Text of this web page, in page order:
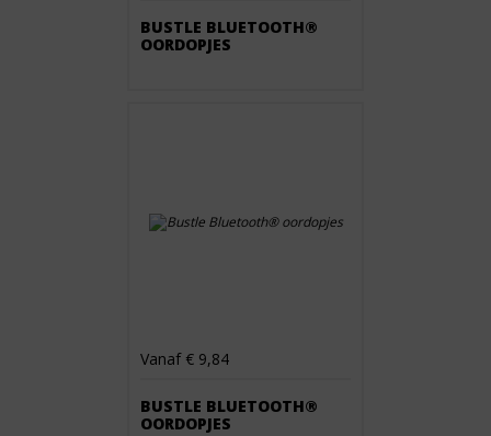
BUSTLE BLUETOOTH®
OORDOPJES
Vanaf € 9,84
BUSTLE BLUETOOTH®
OORDOPJES